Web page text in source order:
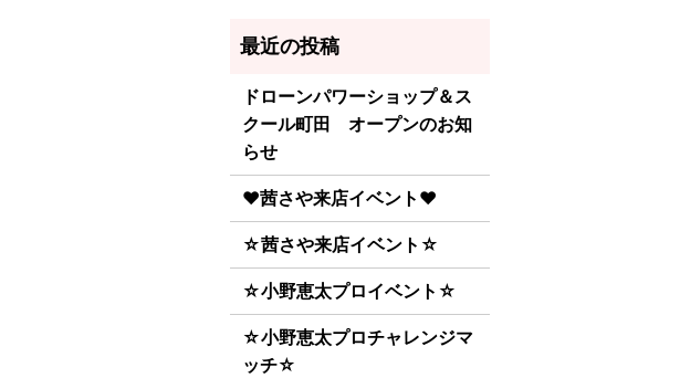
ドローンパワーショップ＆ス
クール町田 オープンのお知
らせ
♥茜さや来店イベント♥
☆茜さや来店イベント☆
☆小野恵太プロイベント☆
☆小野恵太プロチャレンジマ
ッチ☆